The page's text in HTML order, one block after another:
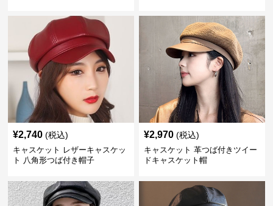
¥2,740 (税込)
キャスケット レザーキャスケッ
ト 八角形つば付き帽子
¥2,970 (税込)
キャスケット 革つば付きツイー
ドキャスケット帽